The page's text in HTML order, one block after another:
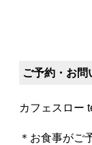
ご予約・お問
カフェスロー
＊お食事がご